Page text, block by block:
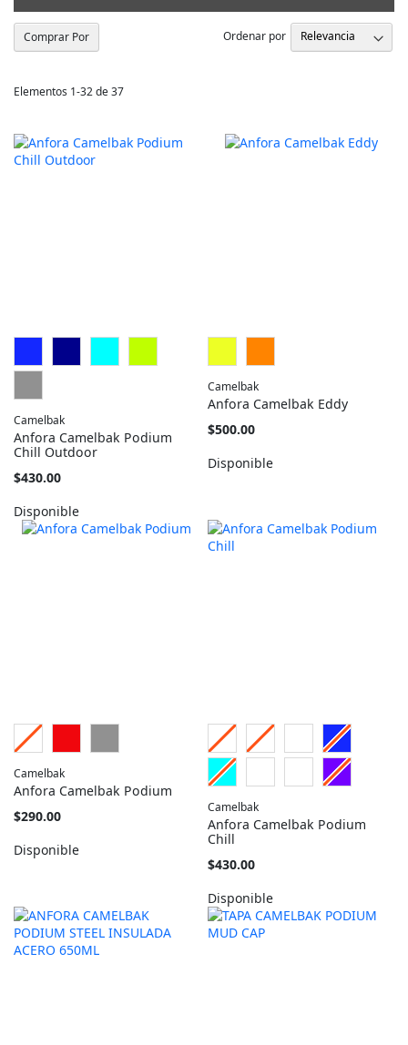
Elementos 1-32de37
Ordenar por
Camelbak
Anfora Camelbak Podium
Chill Outdoor
Tan
como
$430.00
Disponible
Camelbak
Anfora Camelbak Eddy
Tan
como
$500.00
Disponible
Camelbak
Anfora Camelbak Podium
Tan
como
$290.00
Disponible
Camelbak
Anfora Camelbak Podium
Chill
Tan
como
$430.00
Disponible
Comprar Por